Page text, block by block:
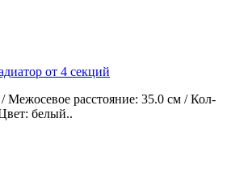
от 4 секций
Межосевое расстояние: 35.0 см / Кол-
белый..